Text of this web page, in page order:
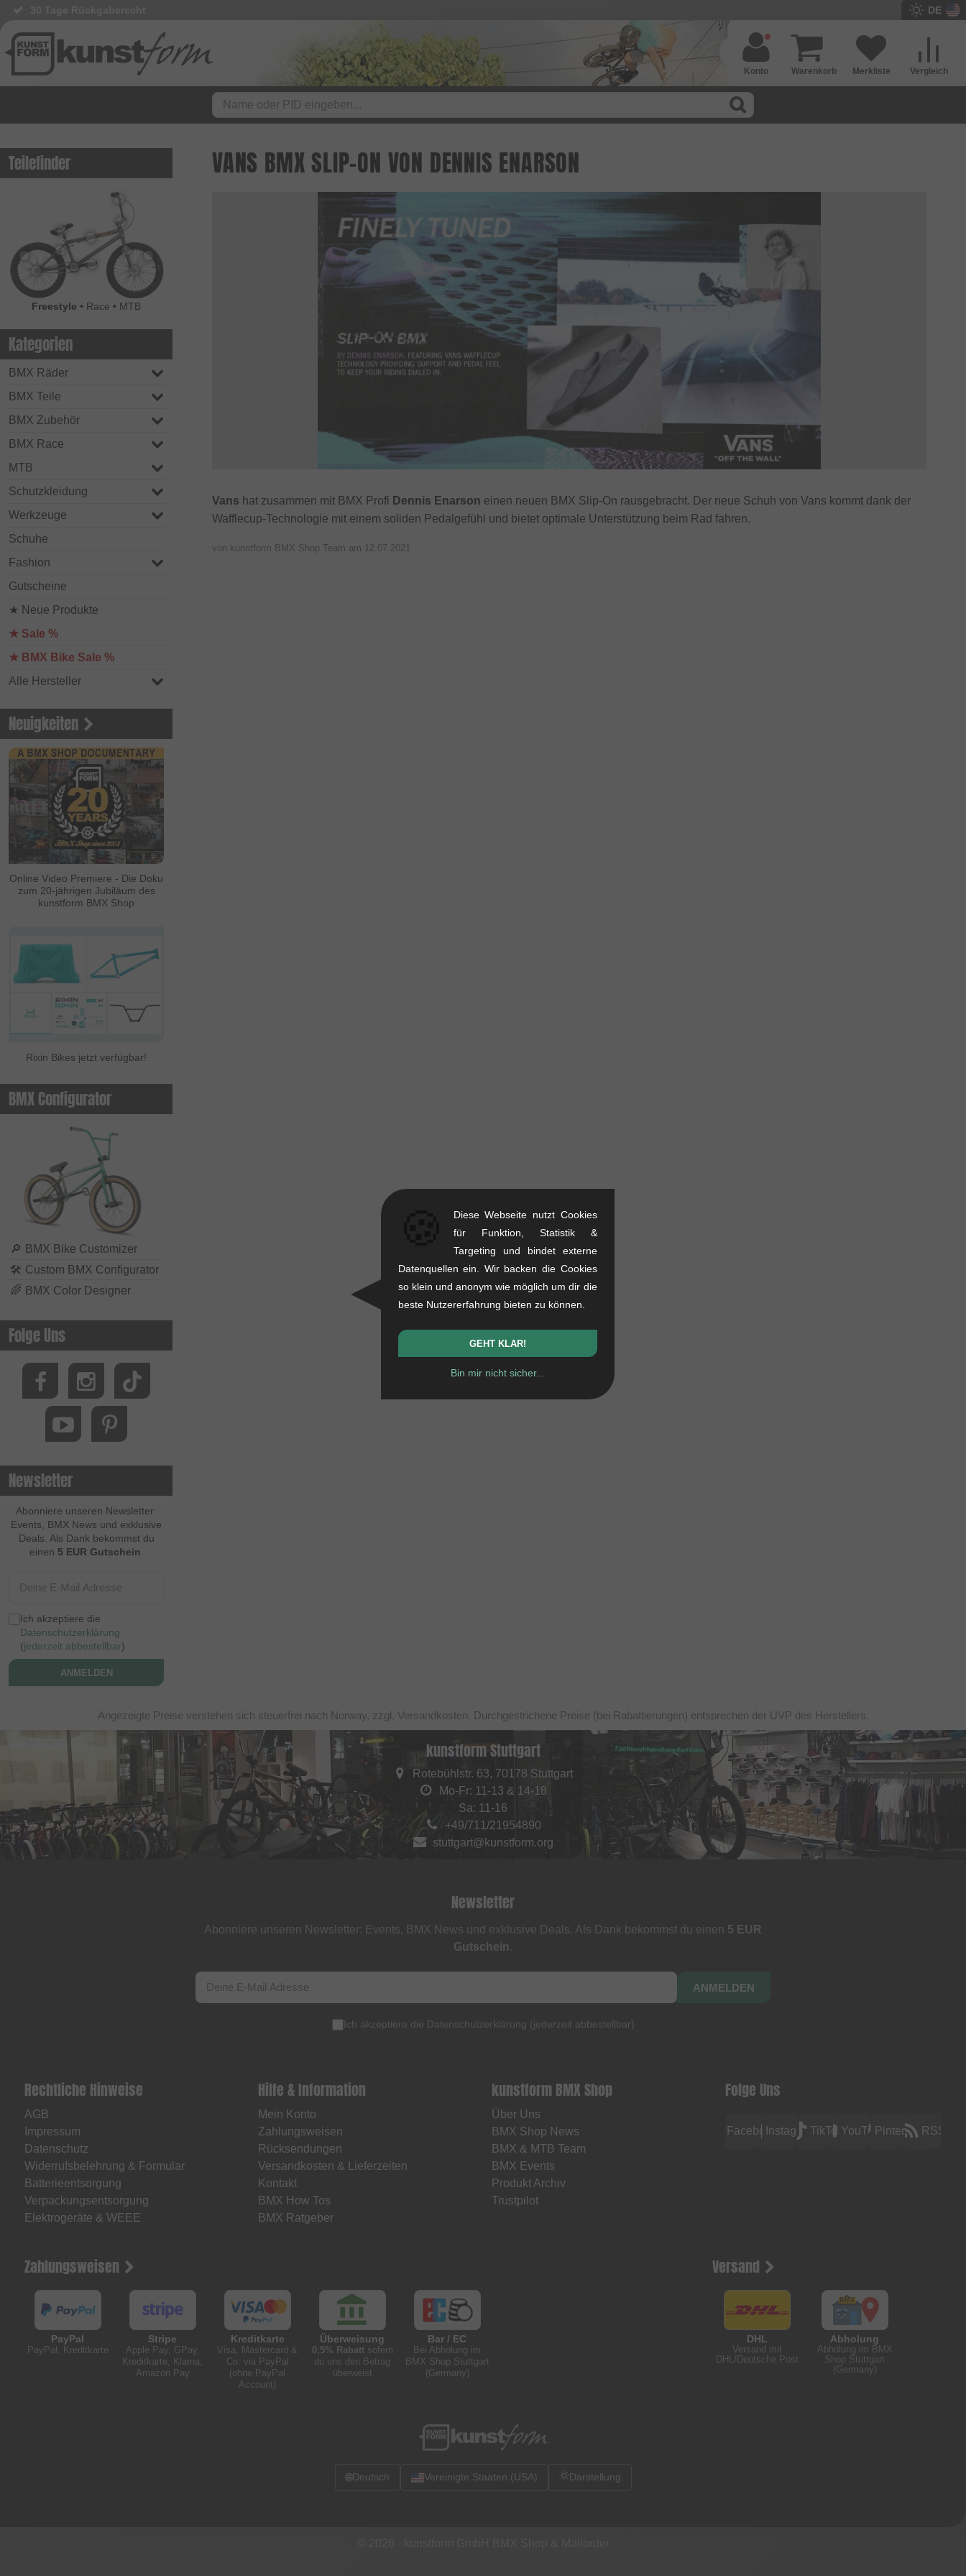
DE
Vergleich
Merkliste
Warenkorb
Konto
Teilefinder
Freestyle • Race • MTB
Kategorien
BMX Räder
BMX Teile
BMX Zubehör
BMX Race
MTB
Schutzkleidung
Werkzeuge
Schuhe
Fashion
Gutscheine
★ Neue Produkte
★ Sale %
★ BMX Bike Sale %
Alle Hersteller
Neuigkeiten
Online Video Premiere - Die Doku
zum 20-jährigen Jubiläum des
kunstform BMX Shop
Rixin Bikes jetzt verfügbar!
BMX Configurator
🔎 BMX Bike Customizer
🛠 Custom BMX Configurator
🌈 BMX Color Designer
Folge Uns
Newsletter
Abonniere unseren Newsletter:
Events, BMX News und exklusive
Deals. Als Dank bekommst du
einen 5 EUR Gutschein
Ich akzeptiere die
Datenschutzerklärung
(jederzeit abbestellbar)
ANMELDEN
VANS BMX SLIP-ON VON DENNIS ENARSON
Vans hat zusammen mit BMX Profi Dennis Enarson einen neuen BMX Slip-On rausgebracht. Der neue Schuh von Vans kommt dank der
Wafflecup-Technologie mit einem soliden Pedalgefühl und bietet optimale Unterstützung beim Rad fahren.
von kunstform BMX Shop Team am 12.07.2021
Angezeigte Preise verstehen sich steuerfrei nach Norway, zzgl. Versandkosten. Durchgestrichene Preise (bei Rabattierungen) entsprechen der UVP des Herstellers.
kunstform Stuttgart
Rotebühlstr. 63, 70178 Stuttgart
Mo-Fr: 11-13 & 14-18
Sa: 11-16
+49/711/21954890
stuttgart@kunstform.org
Newsletter
Abonniere unseren Newsletter: Events, BMX News und exklusive Deals. Als Dank bekommst du einen 5 EUR
Gutschein.
ANMELDEN
Ich akzeptiere die Datenschutzerklärung (jederzeit abbestellbar)
Rechtliche Hinweise
AGB
Impressum
Datenschutz
Widerrufsbelehrung & Formular
Batterieentsorgung
Verpackungsentsorgung
Elektrogeräte & WEEE
Hilfe & Information
Mein Konto
Zahlungsweisen
Rücksendungen
Versandkosten & Lieferzeiten
Kontakt
BMX How Tos
BMX Ratgeber
kunstform BMX Shop
Über Uns
BMX Shop News
BMX & MTB Team
BMX Events
Produkt Archiv
Trustpilot
Folge Uns
FacebookInstagramTikTokYouTubePinterest RSS
Zahlungsweisen
PayPal
PayPal, Kreditkarte
Stripe
Apple Pay, GPay,
Kreditkarte, Klarna,
Amazon Pay
Kreditkarte
Visa, Mastercard &
Co. via PayPal
(ohne PayPal
Account)
Überweisung
0,5% Rabattsofern
du uns den Betrag
überweist
Bar / EC
Bei Abholung im
BMX Shop Stuttgart
(Germany)
Versand
DHL
Versand mit
DHL/Deutsche Post
Abholung
Abholung im BMX
Shop Stuttgart
(Germany)
🌐Deutsch Vereinigte Staaten (USA) Darstellung
Diese Webseite nutzt Cookies
für Funktion, Statistik &
Targeting und bindet externe
Datenquellen ein. Wir backen die Cookies
so klein und anonym wie möglich um dir die
beste Nutzererfahrung bieten zu können.
GEHT KLAR!
Bin mir nicht sicher...